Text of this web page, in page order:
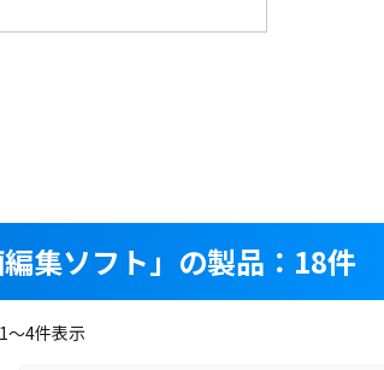
編集ソフト」の製品：18件
4件表示